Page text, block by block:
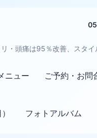
・頭痛は95％改善、スタイ
ニュー ご予約・お問
フォトアルバム